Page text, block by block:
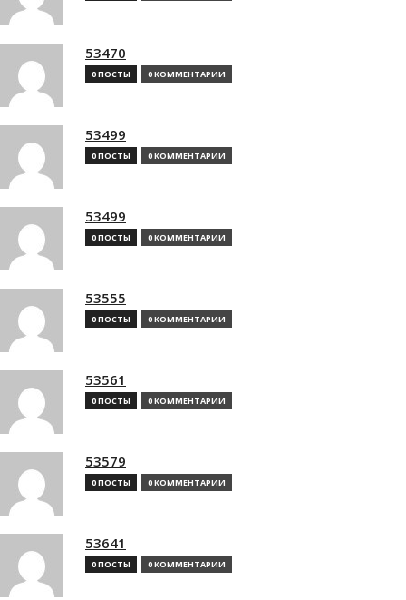
53470
0 ПОСТЫ 0 КОММЕНТАРИИ
53499
0 ПОСТЫ 0 КОММЕНТАРИИ
53499
0 ПОСТЫ 0 КОММЕНТАРИИ
53555
0 ПОСТЫ 0 КОММЕНТАРИИ
53561
0 ПОСТЫ 0 КОММЕНТАРИИ
53579
0 ПОСТЫ 0 КОММЕНТАРИИ
53641
0 ПОСТЫ 0 КОММЕНТАРИИ